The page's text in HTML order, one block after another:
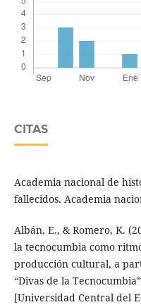
CITAS
Academia nacional de
fallecidos. Academia
Albán, E., & Romero, K.
la tecnocumbia como
producción cultural, a
“Divas de la
[Universidad Central del